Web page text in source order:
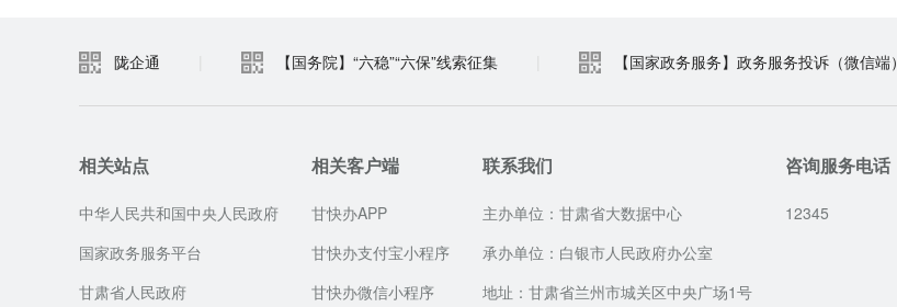
陇企通 【国务院】“六稳”“六保”线索征集 【国家政务服务】政务服务投诉（微信端）
相关站点
中华人民共和国中央人民政府
国家政务服务平台
甘肃省人民政府
相关客户端
甘快办APP
甘快办支付宝小程序
甘快办微信小程序
联系我们
主办单位：甘肃省大数据中心
承办单位：白银市人民政府办公室
地址：甘肃省兰州市城关区中央广场1号
咨询服务电话
12345